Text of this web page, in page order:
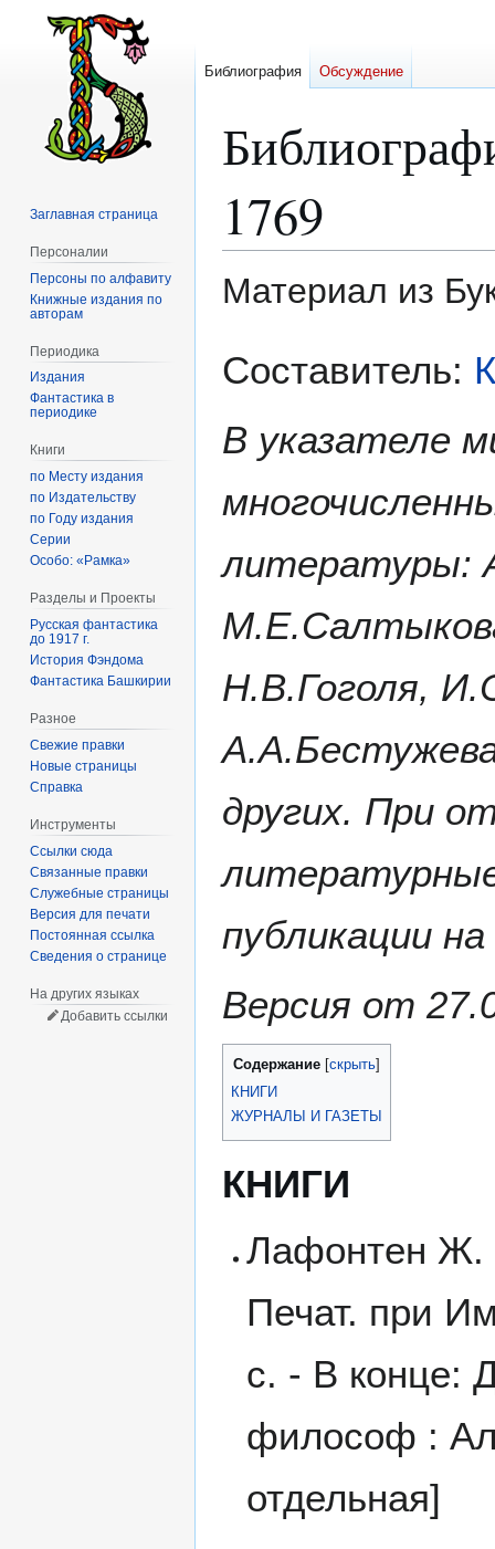
1769
Материал из
ккСоставитель:
В указателе
литературы:
Н.В.Гоголя,
других. При
литературные
публикации
Версия от
Содержание
КНИГИ
ЖУРНАЛЫ И ГАЗЕТЫ
КНИГИ
Лафонтен Ж.
Печат. при
с. - В конце:
философ :
отдельная]
Библиография Обсуждение
Заглавная страница
Персоналии
Персоны по алфавиту
Книжные издания по
авторам
Периодика
Издания
Фантастика в
периодике
Книги
по Месту издания
по Издательству
по Году издания
Серии
Особо: «Рамка»
Разделы и Проекты
Русская фантастика
до 1917 г.
История Фэндома
Фантастика Башкирии
Разное
Свежие правки
Новые страницы
Справка
Инструменты
Ссылки сюда
Связанные правки
Служебные страницы
Версия для печати
Постоянная ссылка
Сведения о странице
На других языках
Добавить ссылки